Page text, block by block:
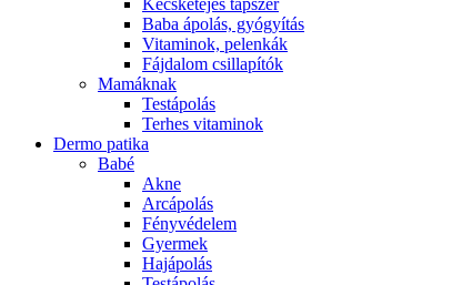
Kecsketejes tápszer
Baba ápolás, gyógyítás
Vitaminok, pelenkák
Fájdalom csillapítók
Mamáknak
Testápolás
Terhes vitaminok
Dermo patika
Babé
Akne
Arcápolás
Fényvédelem
Gyermek
Hajápolás